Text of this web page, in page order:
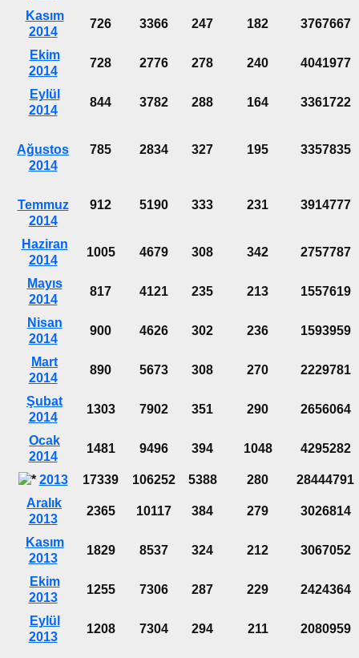
Kasım
2014
726 3366 247 182 3767667
Ekim
2014
728 2776 278 240 4041977
Eylül
2014
844 3782 288 164 3361722
Ağustos
2014
785 2834 327 195 3357835
Temmuz
2014
912 5190 333 231 3914777
Haziran
2014
1005 4679 308 342 2757787
Mayıs
2014
817 4121 235 213 1557619
Nisan
2014
900 4626 302 236 1593959
Mart
2014
890 5673 308 270 2229781
Şubat
2014
1303 7902 351 290 2656064
Ocak
2014
1481 9496 394 1048 4295282
2013 17339 106252 5388 280
28444791
Aralık
2013
2365 10117 384 279 3026814
Kasım
2013
1829 8537 324 212 3067052
Ekim
2013
1255 7306 287 229 2424364
Eylül
2013
1208 7304 294 211 2080959